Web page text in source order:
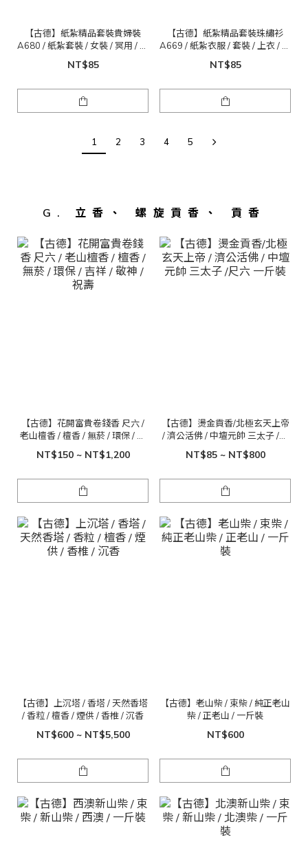
【古德】紙紮精品套裝貴婦裝
A680 / 紙紮套裝 / 女裝 / 冥用 / 清
明 / 祖先
NT$85
【古德】紙紮精品套裝珠繡衫
A669 / 紙紮衣服 / 套裝 / 上衣 / 拜
拜 / 冥用
NT$85
1 2 3 4 5
G. 立香、 螺旋貢香、 貢香
【古德】花開富貴卷錢香 尺六 /
老山檀香 / 檀香 / 無菸 / 環保 / 吉
祥 / 敬神 / 祝壽
NT$150 ~ NT$1,200
【古德】燙金貢香/北極玄天上帝
/ 濟公活佛 / 中壇元帥 三太子 /尺
NT$85 ~ NT$800
【古德】上沉塔 / 香塔 / 天然香塔
/ 香粒 / 檀香 / 煙供 / 香椎 / 沉香
NT$600 ~ NT$5,500
【古德】老山柴 / 束柴 / 純正老山
柴 / 正老山 / 一斤裝
NT$600